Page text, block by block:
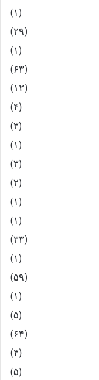
(۱)
(۲۹)
(۱)
(۶۳)
(۱۲)
(۴)
(۳)
(۱)
(۳)
(۲)
(۱)
(۱)
(۳۳)
(۱)
(۵۹)
(۱)
(۵)
(۶۴)
(۴)
(۵)